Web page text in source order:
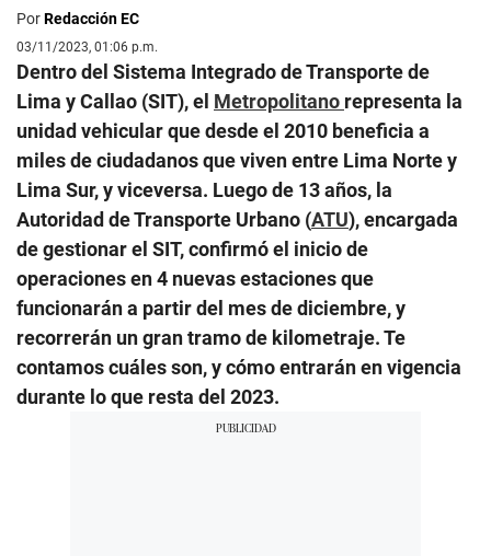
PorRedacción EC
03/11/2023, 01:06 p.m.
Dentro del Sistema Integrado de Transporte de
Lima y Callao (SIT), el Metropolitano representa la
unidad vehicular que desde el 2010 beneficia a
miles de ciudadanos que viven entre Lima Norte y
Lima Sur, y viceversa. Luego de 13 años, la
Autoridad de Transporte Urbano (ATU), encargada
de gestionar el SIT, confirmó el inicio de
operaciones en 4 nuevas estaciones que
funcionarán a partir del mes de diciembre, y
recorrerán un gran tramo de kilometraje. Te
contamos cuáles son, y cómo entrarán en vigencia
durante lo que resta del 2023.